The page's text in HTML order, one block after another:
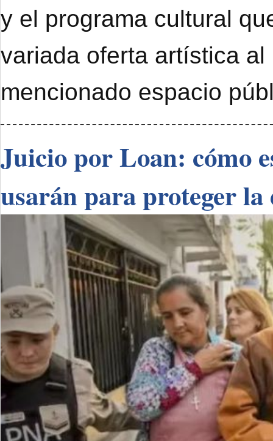
y el programa cultural
variada oferta artística
mencionado espacio
Juicio por Loan: cómo
usarán para proteger